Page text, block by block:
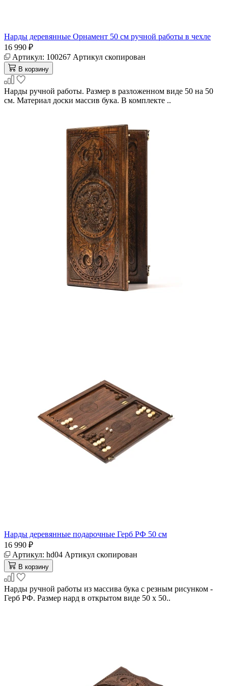
Нарды деревянные Орнамент 50 см ручной работы в чехле
16 990 ₽
Артикул: 100267 Артикул скопирован
В корзину
Нарды ручной работы. Размер в разложенном виде 50 на 50
см. Материал доски массив бука. В комплекте ..
Нарды деревянные подарочные Герб РФ 50 см
16 990 ₽
Артикул: hd04 Артикул скопирован
В корзину
Нарды ручной работы из массива бука с резным рисунком -
Герб РФ. Размер нард в открытом виде 50 х 50..